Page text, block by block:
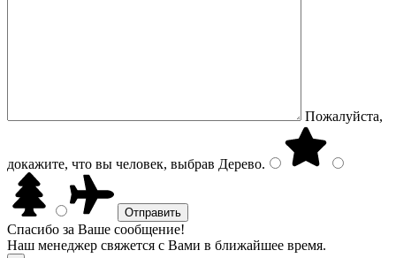
Пожалуйста,
докажите, что вы человек, выбрав Дерево.
Спасибо за Ваше сообщение!
Наш менеджер свяжется с Вами в ближайшее время.